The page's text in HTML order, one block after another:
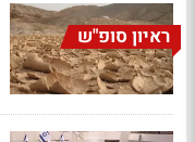
ראיון סופ"ש